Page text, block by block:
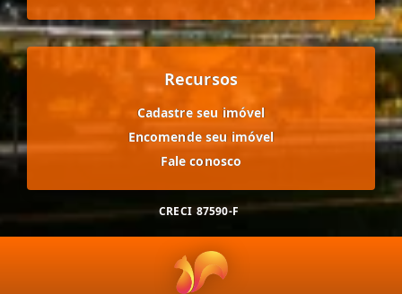
Recursos
Cadastre seu imóvel
Encomende seu imóvel
Fale conosco
CRECI 87590-F